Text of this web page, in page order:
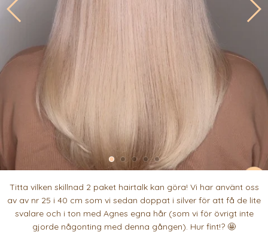
Titta vilken skillnad 2 paket hairtalk kan göra! Vi har använt oss
av av nr 25 i 40 cm som vi sedan doppat i silver för att få de lite
svalare och i ton med Agnes egna hår (som vi för övrigt inte
gjorde någonting med denna gången). Hur fint!? 🤩